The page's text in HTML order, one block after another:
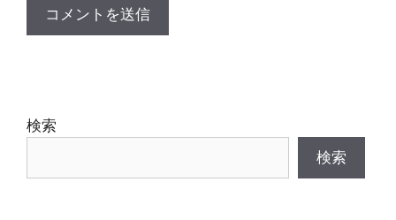
検索
検索